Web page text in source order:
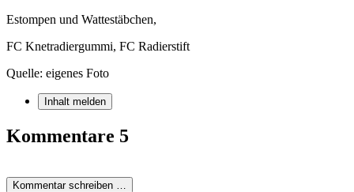
Estompen und Wattestäbchen,
FC Knetradiergummi, FC Radierstift
Quelle: eigenes Foto
Inhalt melden
Kommentare 5
Kommentar schreiben …